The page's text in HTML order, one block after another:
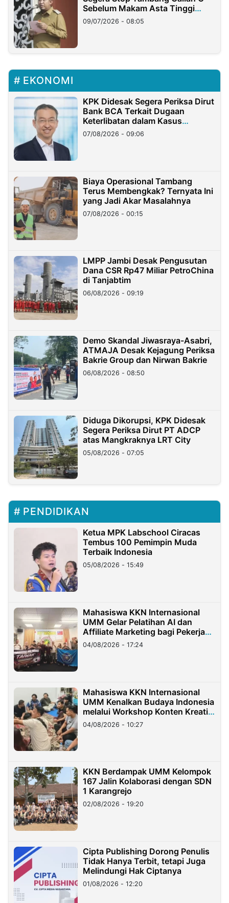
Sebelum Makam Asta Tinggi
Longsor
09/07/2026 - 08:05
EKONOMI
KPK Didesak Segera Periksa Dirut
Bank BCA Terkait Dugaan
Keterlibatan dalam Kasus
Hilangnya Dana Nasabah Rp2,58
Miliar
07/08/2026 - 09:06
Biaya Operasional Tambang
Terus Membengkak? Ternyata Ini
yang Jadi Akar Masalahnya
07/08/2026 - 00:15
LMPP Jambi Desak Pengusutan
Dana CSR Rp47 Miliar PetroChina
di Tanjabtim
06/08/2026 - 09:19
Demo Skandal Jiwasraya-Asabri,
ATMAJA Desak Kejagung Periksa
Bakrie Group dan Nirwan Bakrie
06/08/2026 - 08:50
Diduga Dikorupsi, KPK Didesak
Segera Periksa Dirut PT ADCP
atas Mangkraknya LRT City
05/08/2026 - 07:05
PENDIDIKAN
Ketua MPK Labschool Ciracas
Tembus 100 Pemimpin Muda
Terbaik Indonesia
05/08/2026 - 15:49
Mahasiswa KKN Internasional
UMM Gelar Pelatihan AI dan
Affiliate Marketing bagi Pekerja
Migran Indonesia di Taiwan
04/08/2026 - 17:24
Mahasiswa KKN Internasional
UMM Kenalkan Budaya Indonesia
melalui Workshop Konten Kreatif
di Taiwan
04/08/2026 - 10:27
KKN Berdampak UMM Kelompok
167 Jalin Kolaborasi dengan SDN
1 Karangrejo
02/08/2026 - 19:20
Cipta Publishing Dorong Penulis
Tidak Hanya Terbit, tetapi Juga
Melindungi Hak Ciptanya
01/08/2026 - 12:20